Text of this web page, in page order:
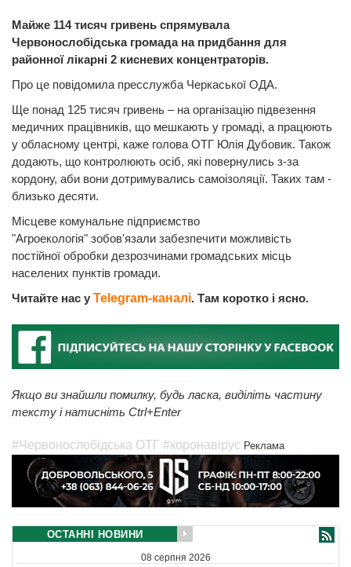
Майже 114 тисяч гривень спрямувала
Червонослобідська громада на придбання для
районної лікарні 2 кисневих концентраторів.
Про це повідомила пресслужба Черкаської ОДА.
Ще понад 125 тисяч гривень – на організацію підвезення
медичних працівників, що мешкають у громаді, а працюють
у обласному центрі, каже голова ОТГ Юлія Дубовик. Також
додають, що контролюють осіб, які повернулись з-за
кордону, аби вони дотримувались самоізоляції. Таких там -
близько десяти.
Місцеве комунальне підприємство
"Агроекологія" зобов'язали забезпечити можливість
постійної обробки дезрозчинами громадських місць
населених пунктів громади.
Читайте нас у Telegram-каналі. Там коротко і ясно.
Якщо ви знайшли помилку, будь ласка, виділіть частину
тексту і натисніть Ctrl+Enter
#Червонослобідська ОТГ #коронавірус Реклама
ОСТАННІ НОВИНИ
08 серпня 2026